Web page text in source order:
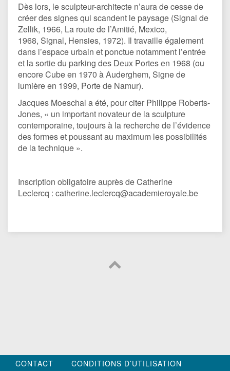
Dès lors, le sculpteur-architecte n’aura de cesse de
créer des signes qui scandent le paysage (Signal de
Zellik, 1966, La route de l’Amitié, Mexico,
1968, Signal, Hensies, 1972). Il travaille également
dans l’espace urbain et ponctue notamment l’entrée
et la sortie du parking des Deux Portes en 1968 (ou
encore Cube en 1970 à Auderghem, Signe de
lumière en 1999, Porte de Namur).
Jacques Moeschal a été, pour citer Philippe Roberts-
Jones, « un important novateur de la sculpture
contemporaine, toujours à la recherche de l’évidence
des formes et poussant au maximum les possibilités
de la technique ».
Inscription obligatoire auprès de Catherine
Leclercq : catherine.leclercq@academieroyale.be
CONTACT CONDITIONS D’UTILISATION